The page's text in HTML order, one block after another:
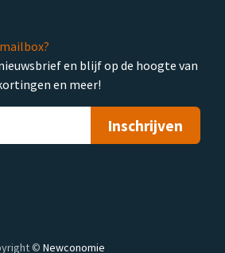
en blijf op de hoogte van
en meer!
Inschrijven
© Newconomie